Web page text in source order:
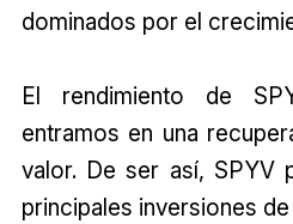
dominados por el
El rendimiento de
entramos en una
valor. De ser así, SPYV
principales inversiones